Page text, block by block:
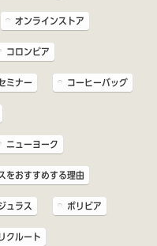
オンラインストア
コロンビア
ミナー コーヒーバッグ
ニューヨーク
をおすすめする理由
ュラス ボリビア
リクルート